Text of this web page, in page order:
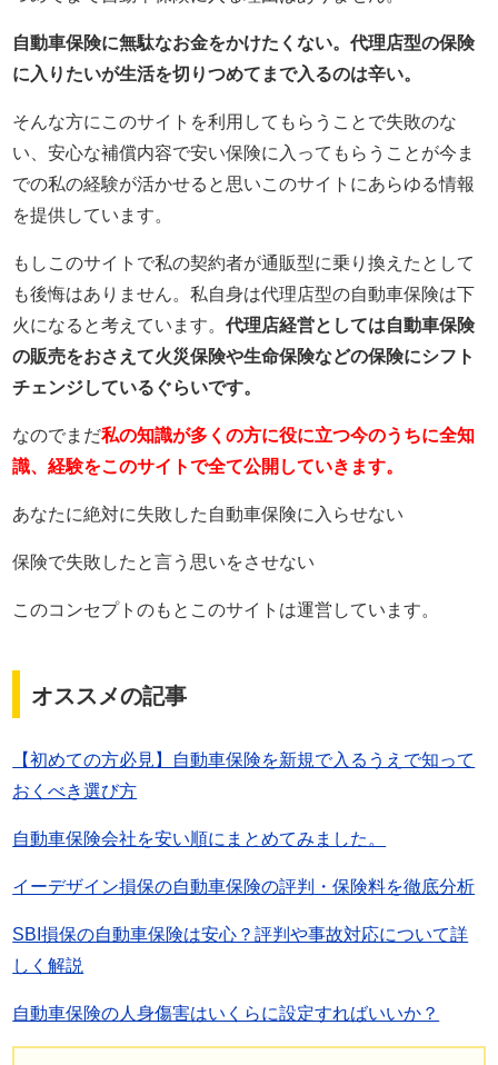
自動車保険に無駄なお金をかけたくない。代理店型の保険
に入りたいが生活を切りつめてまで入るのは辛い。
そんな方にこのサイトを利用してもらうことで失敗のな
い、安心な補償内容で安い保険に入ってもらうことが今ま
での私の経験が活かせると思いこのサイトにあらゆる情報
を提供しています。
もしこのサイトで私の契約者が通販型に乗り換えたとして
も後悔はありません。私自身は代理店型の自動車保険は下
火になると考えています。代理店経営としては自動車保険
の販売をおさえて火災保険や生命保険などの保険にシフト
チェンジしているぐらいです。
なのでまだ私の知識が多くの方に役に立つ今のうちに全知
識、経験をこのサイトで全て公開していきます。
あなたに絶対に失敗した自動車保険に入らせない
保険で失敗したと言う思いをさせない
このコンセプトのもとこのサイトは運営しています。
オススメの記事
【初めての方必見】自動車保険を新規で入るうえで知って
おくべき選び方
自動車保険会社を安い順にまとめてみました。
イーデザイン損保の自動車保険の評判・保険料を徹底分析
SBI損保の自動車保険は安心？評判や事故対応について詳
しく解説
自動車保険の人身傷害はいくらに設定すればいいか？